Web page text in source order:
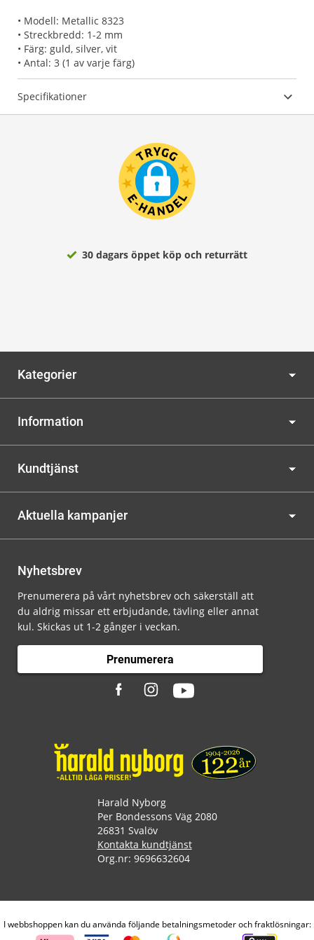
• Modell: Metallic 8323
• Streckbredd: 1-2 mm
• Färg: guld, silver, vit
• Antal: 3 (1 av varje färg)
Specifikationer
30 dagars öppet köp och returrätt
Kategorier
Information
Kundtjänst
Aktuella kampanjer
Nyhetsbrev
Prenumerera på vårt nyhetsbrev och säkerställ att
du aldrig missar ett erbjudande, tävling eller annat
kul. Skickas ut 1-2 gånger i veckan.
Prenumerera
Harald Nyborg
Per Bondessons Väg 2080
26831 Svalöv
Kontakta kundtjänst
Org.nr: 9696632604
I webbshoppen kan du använda följande betalningsmetoder och fraktlösningar: